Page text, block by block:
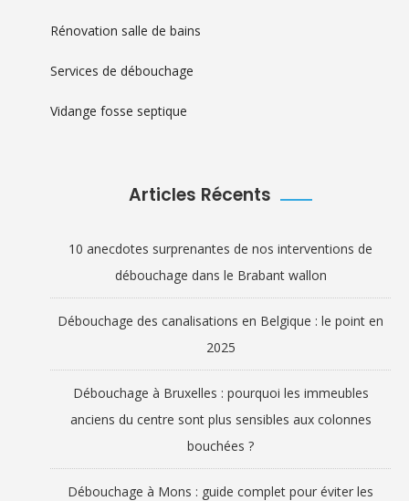
Rénovation salle de bains
Services de débouchage
Vidange fosse septique
Articles Récents
10 anecdotes surprenantes de nos interventions de
débouchage dans le Brabant wallon
Débouchage des canalisations en Belgique : le point en
2025
Débouchage à Bruxelles : pourquoi les immeubles
anciens du centre sont plus sensibles aux colonnes
bouchées ?
Débouchage à Mons : guide complet pour éviter les